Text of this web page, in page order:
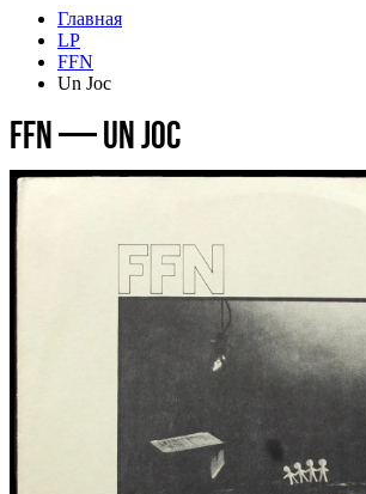
Главная
LP
FFN
Un Joc
FFN — Un Joc